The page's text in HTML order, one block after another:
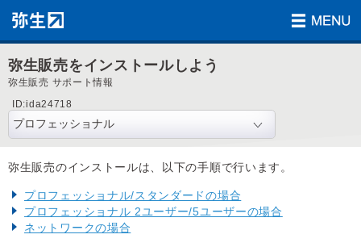
弥生販売をインストールしよう
弥生販売 サポート情報
ID:ida24718
弥生販売のインストールは、以下の手順で行います。
プロフェッショナル/スタンダードの場合
プロフェッショナル 2ユーザー/5ユーザーの場合
ネットワークの場合